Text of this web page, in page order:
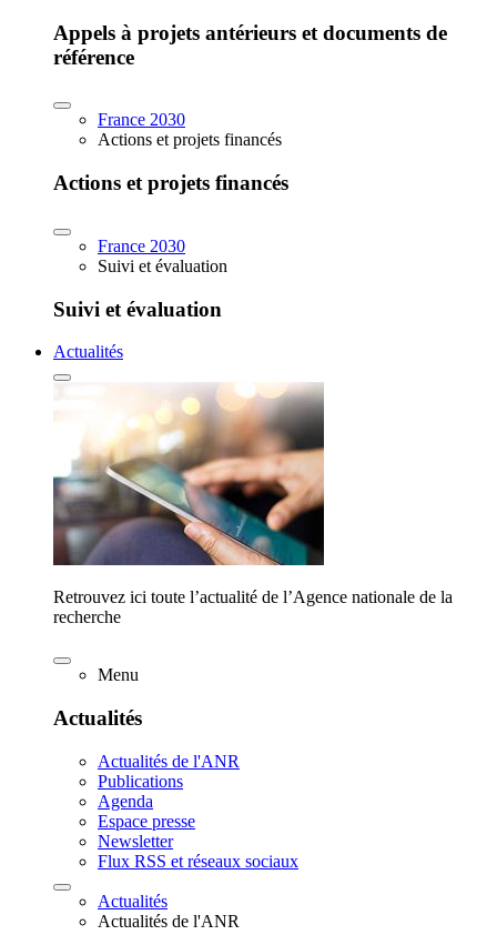
Appels à projets antérieurs et documents de
référence
France 2030
Actions et projets financés
Actions et projets financés
France 2030
Suivi et évaluation
Suivi et évaluation
Actualités
Retrouvez ici toute l’actualité de l’Agence nationale de la
recherche
Menu
Actualités
Actualités de l'ANR
Publications
Agenda
Espace presse
Newsletter
Flux RSS et réseaux sociaux
Actualités
Actualités de l'ANR